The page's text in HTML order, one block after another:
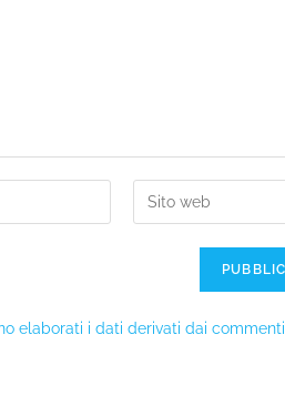
elaborati i dati derivati dai commenti